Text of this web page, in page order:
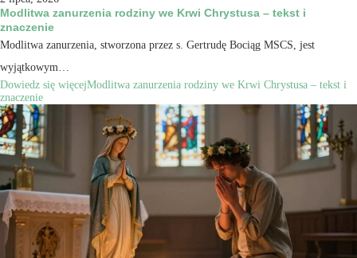
Modlitwa zanurzenia rodziny we Krwi Chrystusa – tekst i
znaczenie
Modlitwa zanurzenia, stworzona przez s. Gertrudę Bociąg MSCS, jest
wyjątkowym…
Dowiedz się więcejModlitwa zanurzenia rodziny we Krwi Chrystusa – tekst i
znaczenie